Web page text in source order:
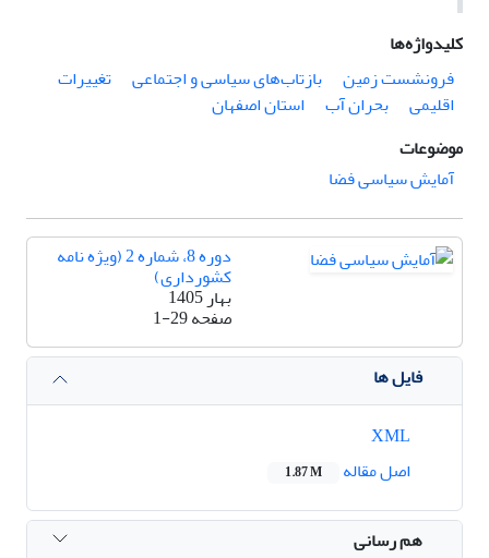
کلیدواژه‌ها
فرونشست زمین
بازتاب‌های سیاسی و اجتماعی
تغییرات
اقلیمی
بحران آب
استان اصفهان
موضوعات
آمایش سیاسی فضا
دوره 8، شماره 2 (ویژه نامه
کشورداری)
بهار 1405
صفحه1-29
فایل ها
اصل مقاله
1.87 M
هم رسانی